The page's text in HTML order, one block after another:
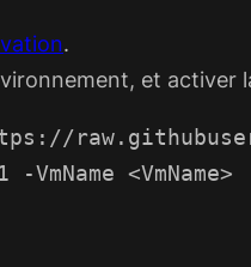
.
et
<VmName>